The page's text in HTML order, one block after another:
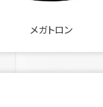
メガトロン